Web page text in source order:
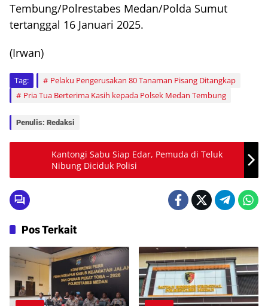
Tembung/Polrestabes Medan/Polda Sumut
tertanggal 16 Januari 2025.
(Irwan)
Tag:
Pelaku Pengerusakan 80 Tanaman Pisang Ditangkap
Pria Tua Berterima Kasih kepada Polsek Medan Tembung
Penulis: Redaksi
Kantongi Sabu Siap Edar, Pemuda di Teluk
Nibung Diciduk Polisi
Pos Terkait